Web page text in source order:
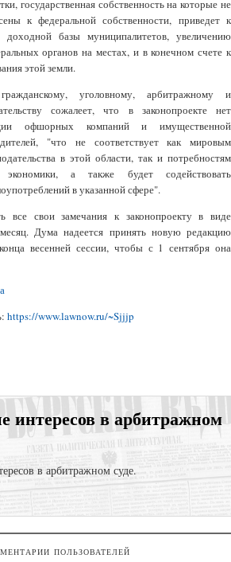
государственная собственность на которые не
к федеральной собственности, приведет к
базы муниципалитетов, увеличению
органов на местах, и в конечном счете к
этой земли.
уголовному, арбитражному и
сожалеет, что в законопроекте нет
офшорных компаний и имущественной
"что не соответствует как мировым
в этой области, так и потребностям
экономики, а также будет содействовать
в указанной сфере".
все свои замечания к законопроекту в виде
Дума надеется принять новую редакцию
весенней сессии, чтобы с 1 сентября она
https://www.lawnow.ru/~Sjjjp
интересов в арбитражном
в арбитражном суде.
пользователей